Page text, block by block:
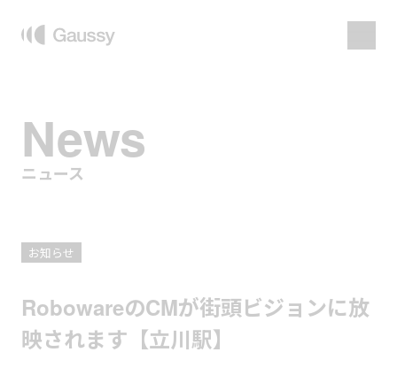
News
ニュース
お知らせ
RobowareのCMが街頭ビジョンに放
映されます【立川駅】